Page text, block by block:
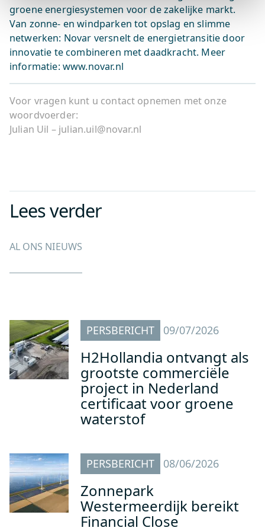
groene energiesystemen voor de zakelijke markt.
Van zonne- en windparken tot opslag en slimme
netwerken: Novar versnelt de energietransitie door
innovatie te combineren met daadkracht. Meer
informatie: www.novar.nl
Voor vragen kunt u contact opnemen met onze
woordvoerder:
Julian Uil – julian.uil@novar.nl
Lees verder
AL ONS NIEUWS
PERSBERICHT 09/07/2026
H2Hollandia ontvangt als
grootste commerciële
project in Nederland
certificaat voor groene
waterstof
PERSBERICHT 08/06/2026
Zonnepark
Westermeerdijk bereikt
Financial Close